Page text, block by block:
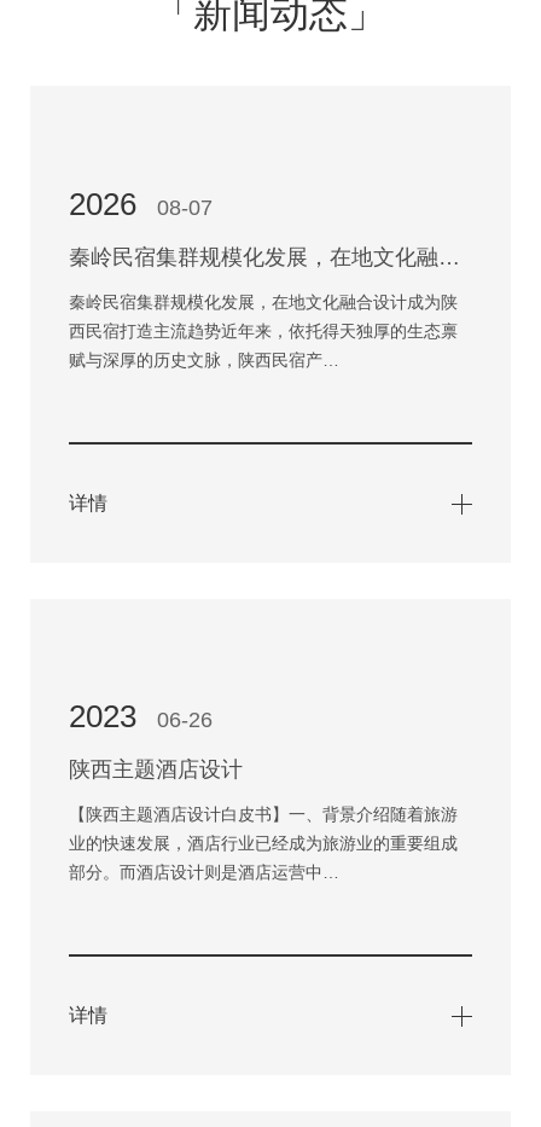
「新闻动态」
2026 08-07
秦岭民宿集群规模化发展，在地文化融合设计成为陕西民宿打造主流趋势
秦岭民宿集群规模化发展，在地文化融合设计成为陕
西民宿打造主流趋势近年来，依托得天独厚的生态禀
赋与深厚的历史文脉，陕西民宿产…
详情
2023 06-26
陕西主题酒店设计
【陕西主题酒店设计白皮书】一、背景介绍随着旅游
业的快速发展，酒店行业已经成为旅游业的重要组成
部分。而酒店设计则是酒店运营中…
详情